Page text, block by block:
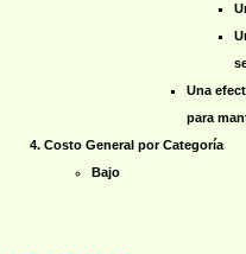
Una
para
Costo General por Categoría
Bajo